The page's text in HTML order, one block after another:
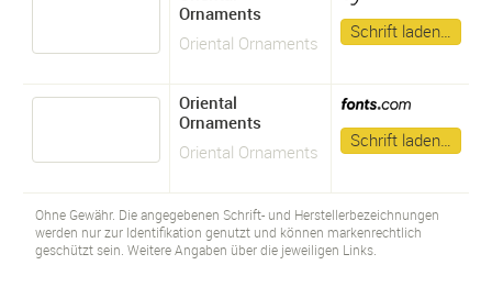
Ornaments
Oriental Ornaments
Schrift laden…
Oriental
Ornaments
Oriental Ornaments
Schrift laden…
Ohne Gewähr. Die angegebenen Schrift- und Herstellerbezeichnungen
werden nur zur Identifikation genutzt und können markenrechtlich
geschützt sein. Weitere Angaben über die jeweiligen Links.